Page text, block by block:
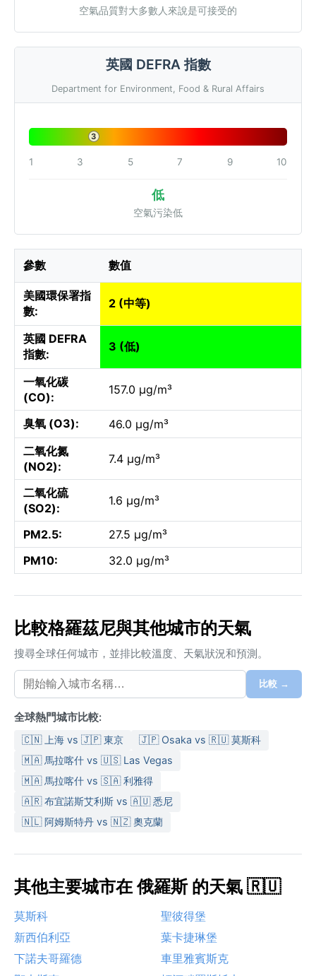
空氣品質對大多數人來說是可接受的
英國 DEFRA 指數
Department for Environment, Food & Rural Affairs
3
1 3 5 7 9 10
低
空氣污染低
參數 數值
美國環保署指
數:
2 (中等)
英國 DEFRA
指數:
3 (低)
一氧化碳
(CO):
157.0 µg/m³
臭氧 (O3):
46.0 µg/m³
二氧化氮
(NO2):
7.4 µg/m³
二氧化硫
(SO2):
1.6 µg/m³
PM2.5:
27.5 µg/m³
PM10:
32.0 µg/m³
比較格羅茲尼與其他城市的天氣
搜尋全球任何城市，並排比較溫度、天氣狀況和預測。
比較 →
全球熱門城市比較:
🇨🇳 上海 vs 🇯🇵 東京
🇯🇵 Osaka vs 🇷🇺 莫斯科
🇲🇦 馬拉喀什 vs 🇺🇸 Las Vegas
🇲🇦 馬拉喀什 vs 🇸🇦 利雅得
🇦🇷 布宜諾斯艾利斯 vs 🇦🇺 悉尼
🇳🇱 阿姆斯特丹 vs 🇳🇿 奧克蘭
其他主要城市在 俄羅斯 的天氣 🇷🇺
莫斯科
聖彼得堡
新西伯利亞
葉卡捷琳堡
下諾夫哥羅德
車里雅賓斯克